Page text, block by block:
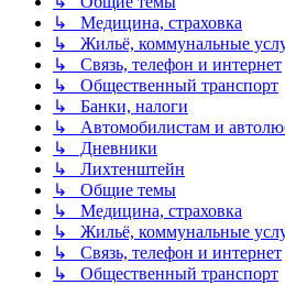
↳ Медицина, страховка
↳ Жильё, коммунальные
↳ Связь, телефон и интернет
↳ Общественный транспорт
↳ Банки, налоги
↳ Автомобилистам и
↳ Дневники
↳ Лихтенштейн
↳ Общие темы
↳ Медицина, страховка
↳ Жильё, коммунальные
↳ Связь, телефон и интернет
↳ Общественный транспорт